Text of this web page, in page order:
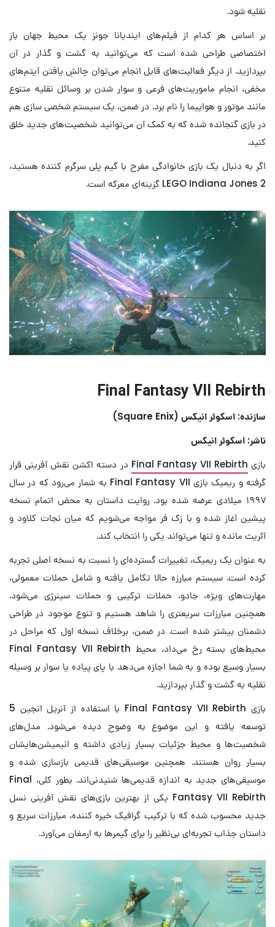
نقلیه شود.
بر اساس هر کدام از فیلم‌های ایندیانا جونز یک محیط جهان باز
اختصاصی طراحی شده است که می‌توانید به گشت و گذار در آن‌
بپردازید. از دیگر فعالیت‌های قابل انجام می‌توان چالشِ یافتن آیتم‌های
مخفی، انجام ماموریت‌های فرعی و سوار شدن بر وسائل نقلیه متنوع
مانند موتور و هواپیما را نام برد. در ضمن، یک سیستم شخصی سازی هم
در بازی گنجانده شده که به کمک آن می‌توانید شخصیت‌های جدید خلق
کنید.
اگر به دنبال یک بازی خانوادگی مفرح با گیم ‌پلی سرگرم‌ کننده هستید،
LEGO Indiana Jones 2 گزینه‌ای معرکه است.
Final Fantasy VII Rebirth
سازنده: اسکوئر انیکس (Square Enix)
ناشر: اسکوئر انیکس
بازی Final Fantasy VII Rebirth در دسته اکشن نقش آفرینی قرار
گرفته و ریمیک بازی Final Fantasy VII به شمار می‌رود که در سال
۱۹۹۷ میلادی عرضه شده بود. روایت داستان به محض اتمام نسخه
پیشین آغاز شده و با زک فر مواجه می‌شویم که میان نجات کلاود و
آئریث مانده و تنها می‌تواند یکی را انتخاب کند.
به عنوان یک ریمیک، تغییرات گسترده‌ای را نسبت به نسخه اصلی تجربه
کرده است. سیستم مبارزه حالا تکامل یافته و شامل حملات معمولی،
مهارت‌های ویژه، جادو، حملات ترکیبی و حملات سینرژی می‌شود.
همچنین مبارزات سریعتری را شاهد هستیم و تنوع موجود در طراحی
دشمنان بیشتر شده است. در ضمن، برخلاف نسخه اول که مراحل در
محیط‌های بسته رخ می‌داد، محیط Final Fantasy VII Rebirth
بسیار وسیع بوده و به شما اجازه می‌دهد با پای پیاده یا سوار بر وسیله
نقلیه به گشت و گذار بپردازید.
بازی Final Fantasy VII Rebirth با استفاده از آنریل انجین 5
توسعه یافته و این موضوع به وضوح دیده می‌شود. مدل‌های
شخصیت‌ها و محیط جزئیات بسیار زیادی داشته و انیمیشن‌هایشان
بسیار روان هستند. همچنین موسیقی‌های قدیمی بازسازی شده و
موسیقی‌های جدید به اندازه قدیمی‌ها شنیدنی‌اند. بطور کلی، Final
Fantasy VII Rebirth یکی از بهترین بازی‌های نقش ‌آفرینی نسل
جدید محسوب شده که با ترکیب گرافیک خیره کننده، مبارزات سریع و
داستان جذاب تجربه‌ای بی‌نظیر را برای گیمرها به ارمغان می‌آورد.